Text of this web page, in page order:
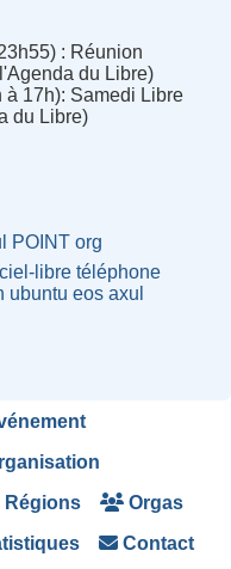
: Réunion
du Libre)
à 17h): Samedi Libre
du Libre)
POINT org
libre téléphone
ubuntu eos axul
Régions Orgas
Contact